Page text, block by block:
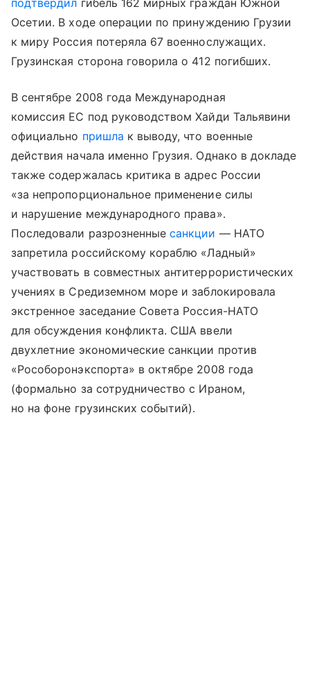
Осетии. В ходе операции по принуждению Грузии
к миру Россия потеряла 67 военнослужащих.
Грузинская сторона говорила о 412 погибших.
В сентябре 2008 года Международная
комиссия ЕС под руководством Хайди Тальявини
официально пришла к выводу, что военные
действия начала именно Грузия. Однако в докладе
также содержалась критика в адрес России
«за непропорциональное применение силы
и нарушение международного права».
Последовали разрозненныесанкции — НАТО
запретила российскому кораблю «Ладный»
участвовать в совместных антитеррористических
учениях в Средиземном море и заблокировала
экстренное заседание Совета Россия-НАТО
для обсуждения конфликта. США ввели
двухлетние экономические санкции против
«Рособоронэкспорта» в октябре 2008 года
(формально за сотрудничество с Ираном,
но на фоне грузинских событий).